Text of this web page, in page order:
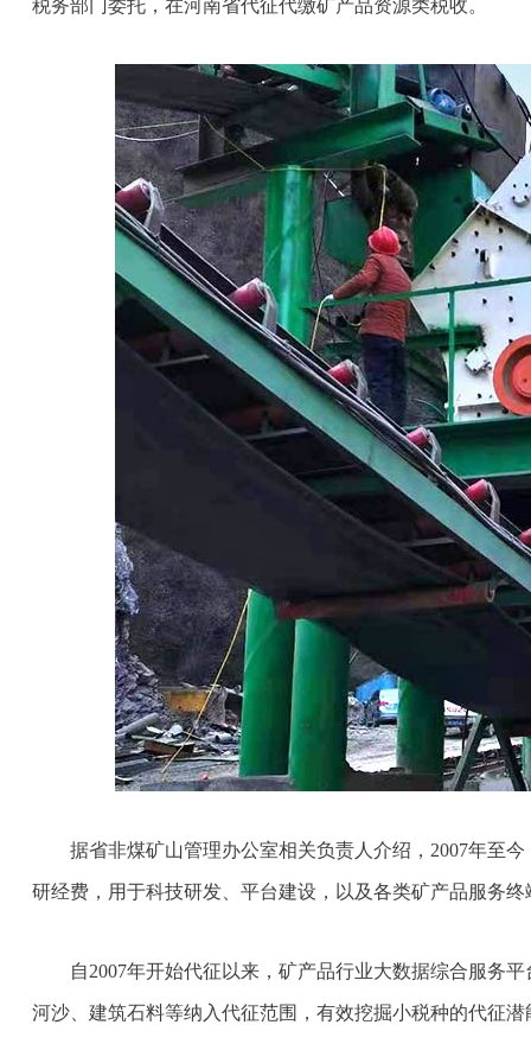
税务部门委托，在河南省代征代缴矿产品资源类税收。
据省非煤矿山管理办公室相关负责人介绍，2007年至
研经费，用于科技研发、平台建设，以及各类矿产品服务
自2007年开始代征以来，矿产品行业大数据综合服务
河沙、建筑石料等纳入代征范围，有效挖掘小税种的代征潜